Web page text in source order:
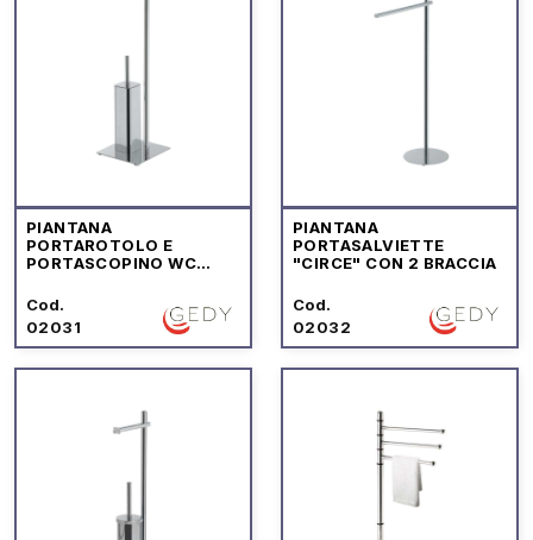
PIANTANA
PORTAROTOLO E
PORTASCOPINO WC
Cod.
02031
PIANTANA
PORTASALVIETTE
"CIRCE" CON 2 BRACCIA
Cod.
02032